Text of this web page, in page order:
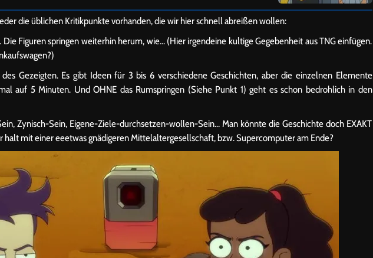
die üblichen Kritikpunkte vorhanden, die wir hier schnell abreißen wollen:
Die Figuren springen weiterhin herum, wie… (Hier irgendeine kultige Gegebenheit aus TNG einfügen.
Gezeigten. Es gibt Ideen für 3 bis 6 verschiedene Geschichten, aber die einzelnen Elemente
auf 5 Minuten. Und OHNE das Rumspringen (Siehe Punkt 1) geht es schon bedrohlich in den
Zynisch-Sein, Eigene-Ziele-durchsetzen-wollen-Sein… Man könnte die Geschichte doch EXAKT
halt mit einer eeetwas gnädigeren Mittelaltergesellschaft, bzw. Supercomputer am Ende?